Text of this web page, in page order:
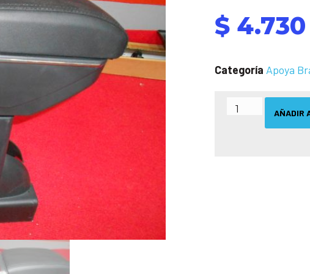
$ 4.730
Categoría Apoya
AÑADIR